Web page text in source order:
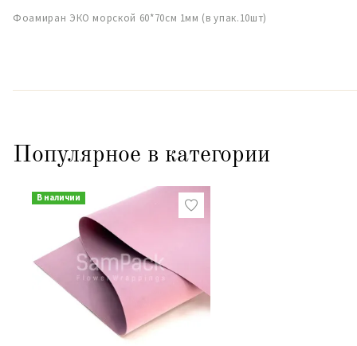
Фоамиран ЭКО морской 60*70см 1мм (в упак.10шт)
Популярное в категории
В наличии